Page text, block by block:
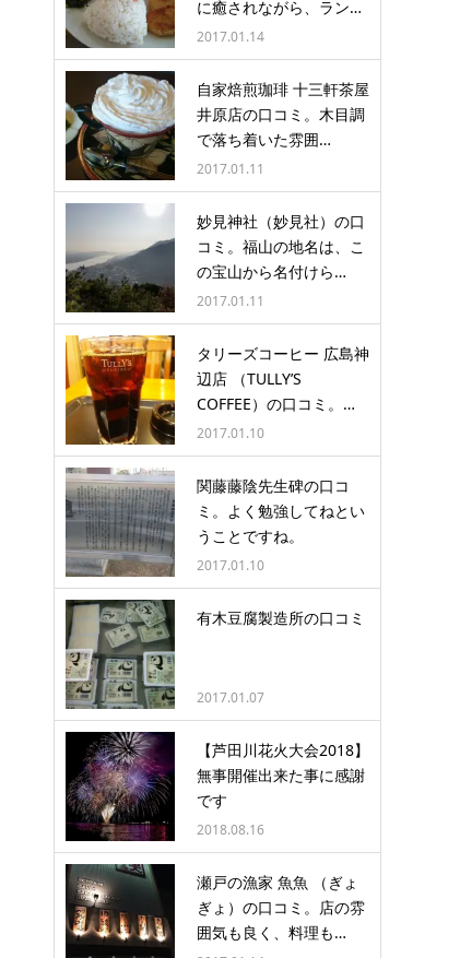
に癒されながら、ラン…
2017.01.14
自家焙煎珈琲 十三軒茶屋
井原店の口コミ。木目調
で落ち着いた雰囲…
2017.01.11
妙見神社（妙見社）の口
コミ。福山の地名は、こ
の宝山から名付けら…
2017.01.11
タリーズコーヒー 広島神
辺店 （TULLY’S
COFFEE）の口コミ。…
2017.01.10
関藤藤陰先生碑の口コ
ミ。よく勉強してねとい
うことですね。
2017.01.10
有木豆腐製造所の口コミ
2017.01.07
【芦田川花火大会2018】
無事開催出来た事に感謝
です
2018.08.16
瀬戸の漁家 魚魚 （ぎょ
ぎょ）の口コミ。店の雰
囲気も良く、料理も…